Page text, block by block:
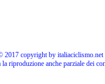
2017 copyright by
la riproduzione anche parziale dei